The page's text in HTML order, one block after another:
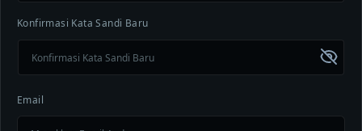
Konfirmasi Kata Sandi Baru
Email